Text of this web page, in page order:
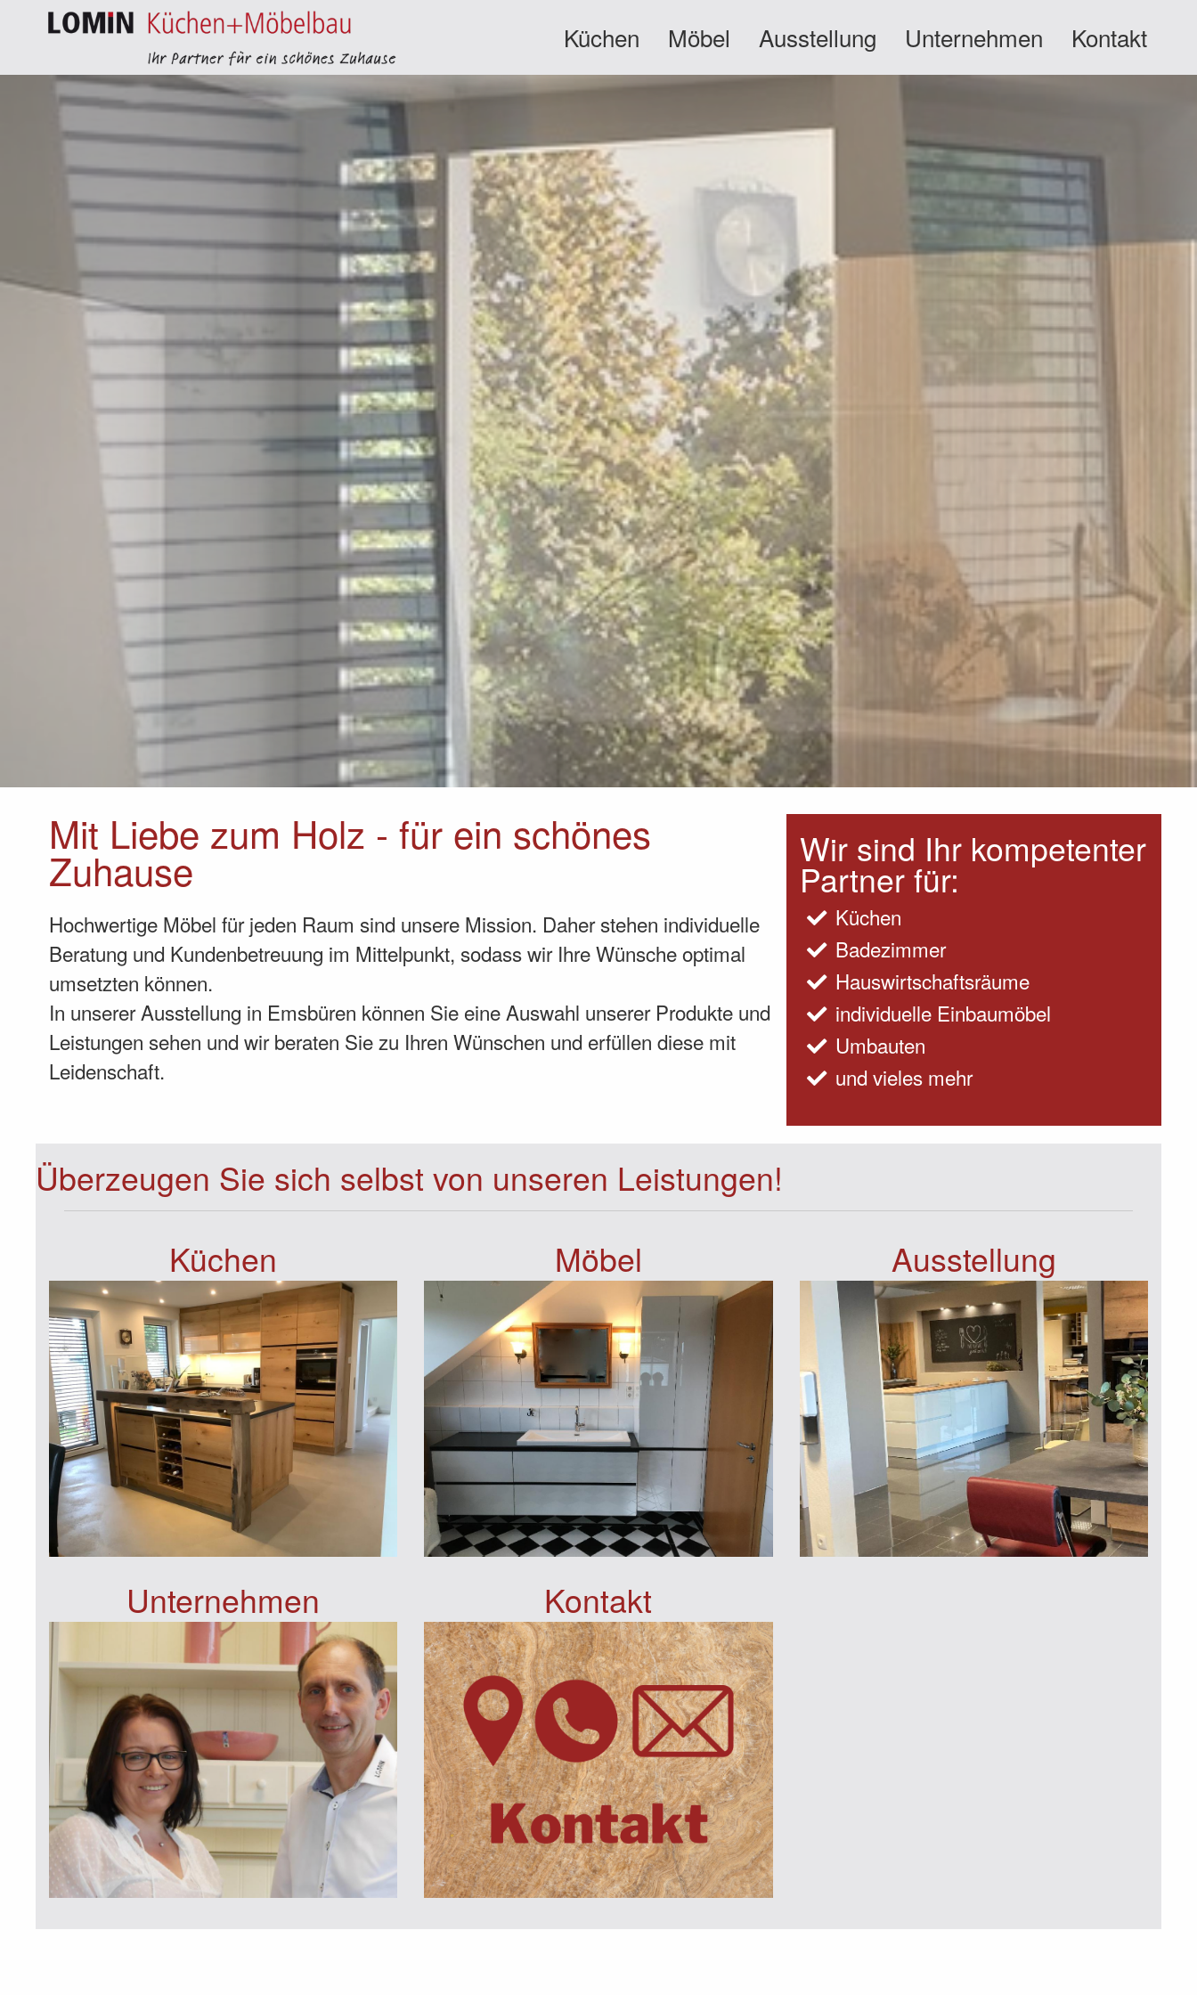
Küchen Möbel Ausstellung Unternehmen Kontakt
Mit Liebe zum Holz - für ein schönes
Zuhause
Hochwertige Möbel für jeden Raum sind unsere Mission. Daher stehen individuelle
Beratung und Kundenbetreuung im Mittelpunkt, sodass wir Ihre Wünsche optimal
umsetzten können.
In unserer Ausstellung in Emsbüren können Sie eine Auswahl unserer Produkte und
Leistungen sehen und wir beraten Sie zu Ihren Wünschen und erfüllen diese mit
Leidenschaft.
Wir sind Ihr kompetenter
Partner für:
Küchen
Badezimmer
Hauswirtschaftsräume
individuelle Einbaumöbel
Umbauten
und vieles mehr
Überzeugen Sie sich selbst von unseren Leistungen!
Küchen
Möbel Ausstellung
Unternehmen Kontakt